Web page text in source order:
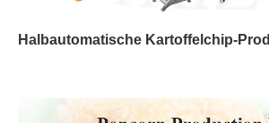
Halbautomatische Kartoffelchip-